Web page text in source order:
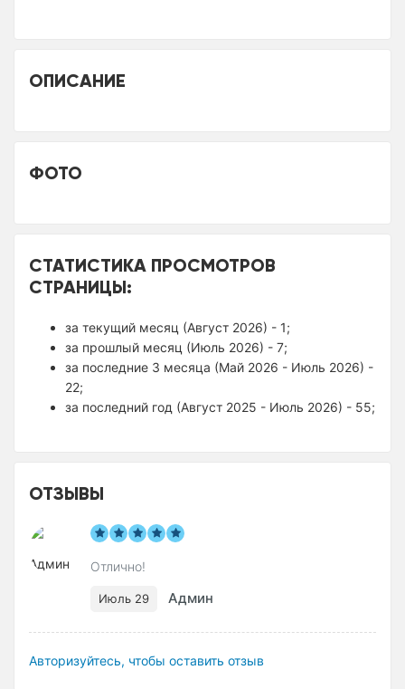
ОПИСАНИЕ
ФОТО
СТАТИСТИКА ПРОСМОТРОВ
СТРАНИЦЫ:
за текущий месяц (Август 2026) - 1;
за прошлый месяц (Июль 2026) - 7;
за последние 3 месяца (Май 2026 - Июль 2026) -
22;
за последний год (Август 2025 - Июль 2026) - 55;
ОТЗЫВЫ
Отлично!
Июль 29 Админ
Авторизуйтесь, чтобы оставить отзыв